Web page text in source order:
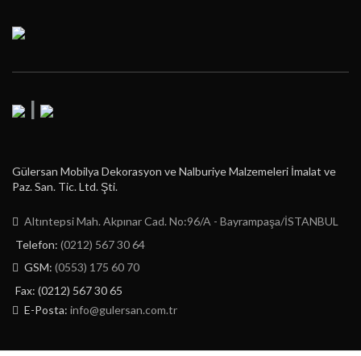
|
Gülersan Mobilya Dekorasyon ve Nalburiye Malzemeleri İmalat ve
Paz. San. Tic. Ltd. Şti.
Altıntepsi Mah. Akpınar Cad. No:96/A - Bayrampaşa/İSTANBUL
Telefon: (0212) 567 30 64
GSM: (0553) 175 60 70
Fax: (0212) 567 30 65
E-Posta: info@gulersan.com.tr